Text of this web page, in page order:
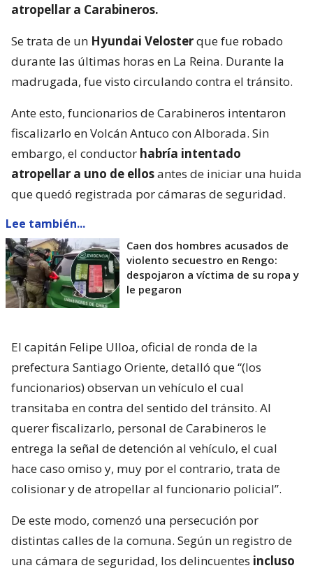
atropellar a Carabineros.
Se trata de un Hyundai Velosterque fue robado
durante las últimas horas en La Reina. Durante la
madrugada, fue visto circulando contra el tránsito.
Ante esto, funcionarios de Carabineros intentaron
fiscalizarlo en Volcán Antuco con Alborada. Sin
embargo, el conductor habría intentado
atropellar a uno de ellosantes de iniciar una huida
que quedó registrada por cámaras de seguridad.
Lee también...
Caen dos hombres acusados de
violento secuestro en Rengo:
despojaron a víctima de su ropa y
le pegaron
El capitán Felipe Ulloa, oficial de ronda de la
prefectura Santiago Oriente, detalló que “(los
funcionarios) observan un vehículo el cual
transitaba en contra del sentido del tránsito. Al
querer fiscalizarlo, personal de Carabineros le
entrega la señal de detención al vehículo, el cual
hace caso omiso y, muy por el contrario, trata de
colisionar y de atropellar al funcionario policial”.
De este modo, comenzó una persecución por
distintas calles de la comuna. Según un registro de
una cámara de seguridad, los delincuentes incluso